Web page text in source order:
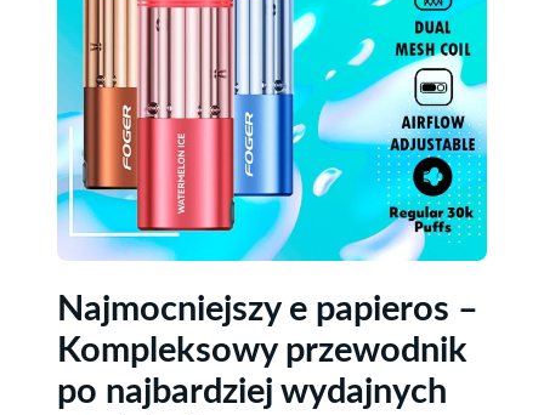
Najmocniejszy e papieros –
Kompleksowy przewodnik
po najbardziej wydajnych